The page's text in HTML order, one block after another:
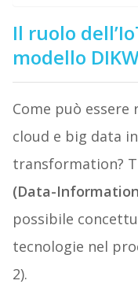
Il ruolo
modello
Come può
cloud e big data
transformation?
(Data-
possibile
tecnologie nel
2).